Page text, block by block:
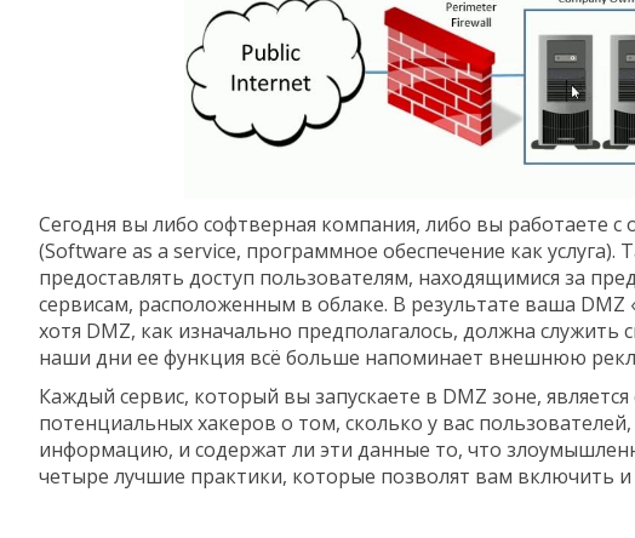
Сегодня вы либо софтверная компания, либо вы работаете
(Software as а service, программное обеспечение как
предоставлять доступ пользователям, находящимися за
сервисам, расположенным в облаке. В результате ваша
хотя DMZ, как изначально предполагалось, должна
наши дни ее функция всё больше напоминает внешнюю
Каждый сервис, который вы запускаете в DMZ зоне,
потенциальных хакеров о том, сколько у вас
информацию, и содержат ли эти данные то, что
четыре лучшие практики, которые позволят вам включить и